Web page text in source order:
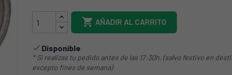
 AÑADIR AL CARRITO
 Disponible
* Si realizas tu pedido antes de las 17:30h. (salvo festivo en
excepto fines de semana)